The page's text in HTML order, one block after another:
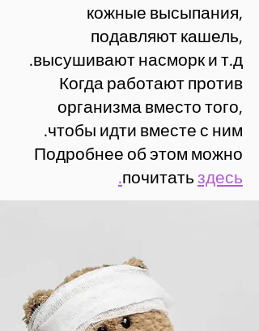
кожные высыпания,
подавляют кашель,
высушивают насморк и т.д.
Когда работают против
организма вместо того,
чтобы идти вместе с ним.
Подробнее об этом можно
почитать здесь.